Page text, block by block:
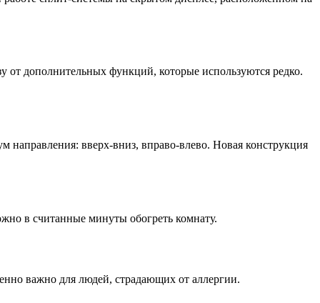
от дополнительных функций, которые используются редко.
направления: вверх-вниз, вправо-влево. Новая конструкция
в считанные минуты обогреть комнату.
важно для людей, страдающих от аллергии.